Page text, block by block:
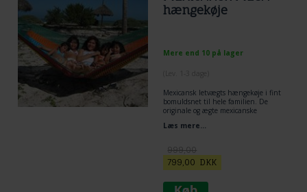
hængekøje
Mere end 10 på lager
Mexicansk letvægts hængekøje i fint
bomuldsnet til hele familien. De
originale og ægte mexicanske
historisk for maya-kulturen.
Læs mere...
999,00
799,00 DKK